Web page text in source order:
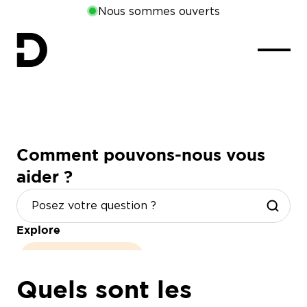
Nous sommes ouverts
Comment pouvons-nous vous
aider ?
Explore
Quels sont les